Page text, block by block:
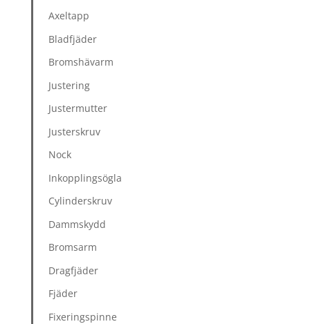
Axeltapp
Bladfjäder
Bromshävarm
Justering
Justermutter
Justerskruv
Nock
Inkopplingsögla
Cylinderskruv
Dammskydd
Bromsarm
Dragfjäder
Fjäder
Fixeringspinne